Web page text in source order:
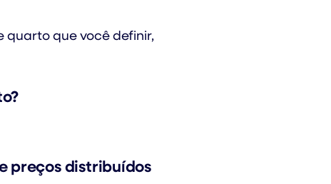
quarto que você definir,
preços distribuídos